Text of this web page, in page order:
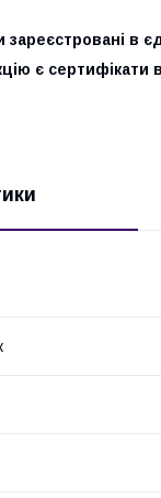
зареєстровані в
є сертифікати